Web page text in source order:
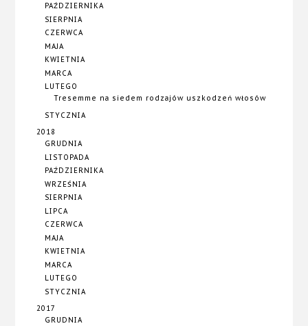
PAŹDZIERNIKA
SIERPNIA
CZERWCA
MAJA
KWIETNIA
MARCA
LUTEGO
Tresemme na siedem rodzajów uszkodzeń włosów
STYCZNIA
2018
GRUDNIA
LISTOPADA
PAŹDZIERNIKA
WRZEŚNIA
SIERPNIA
LIPCA
CZERWCA
MAJA
KWIETNIA
MARCA
LUTEGO
STYCZNIA
2017
GRUDNIA